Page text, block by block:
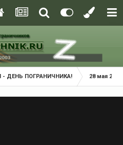
- ДЕНЬ ПОГРАНИЧНИКА! 28 мая